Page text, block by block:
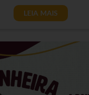
LEIA MAIS